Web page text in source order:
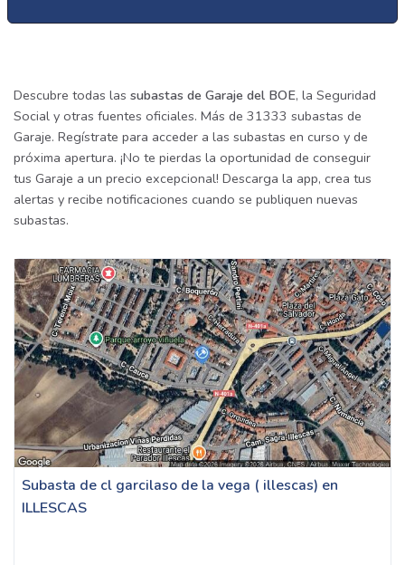
Descubre todas las subastas de Garaje del BOE, la Seguridad
Social y otras fuentes oficiales. Más de 31333 subastas de
Garaje. Regístrate para acceder a las subastas en curso y de
próxima apertura. ¡No te pierdas la oportunidad de conseguir
tus Garaje a un precio excepcional! Descarga la app, crea tus
alertas y recibe notificaciones cuando se publiquen nuevas
subastas.
Subasta de cl garcilaso de la vega ( illescas) en
ILLESCAS